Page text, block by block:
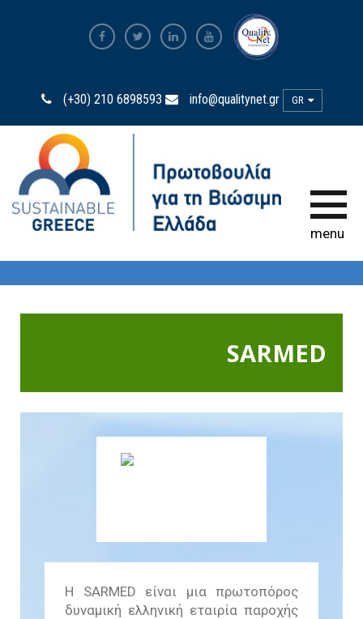
Companies
Η Πρωτοβουλία
Πρεσβευτές Βιωσιμότητας
Η Δύναμη της Συμμετοχής
Βιωσιμότητας
Awards
Ελληνικός Κώδικας
(+30) 210 6898593 info@qualitynet.gr GR
menu
SARMED
Η SARMED είναι μια πρωτοπόρος
δυναμική ελληνική εταιρία παροχής